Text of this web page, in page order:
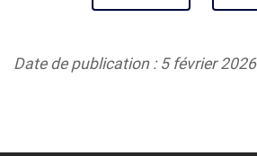
Date de publication : 5 février 2026